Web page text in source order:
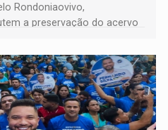
Rondoniaovivo,
a preservação do acervo
o futuro